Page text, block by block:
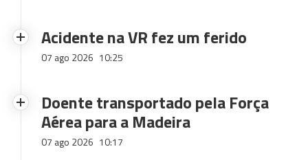
Acidente na VR fez um ferido
07 ago 2026 10:25
Doente transportado pela Força
Aérea para a Madeira
07 ago 2026 10:17